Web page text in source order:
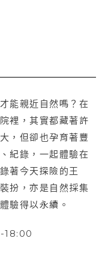
能親近自然嗎？在
裡，其實都藏著許
，但卻也孕育著豐
紀錄，一起體驗在
著今天探險的王
扮，亦是自然採集
驗得以永續。
18:00